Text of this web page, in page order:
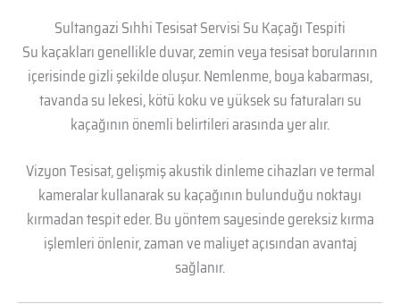
Sultangazi Sıhhi Tesisat Servisi Su Kaçağı Tespiti
Su kaçakları genellikle duvar, zemin veya tesisat borularının
içerisinde gizli şekilde oluşur. Nemlenme, boya kabarması,
tavanda su lekesi, kötü koku ve yüksek su faturaları su
kaçağının önemli belirtileri arasında yer alır.
Vizyon Tesisat, gelişmiş akustik dinleme cihazları ve termal
kameralar kullanarak su kaçağının bulunduğu noktayı
kırmadan tespit eder. Bu yöntem sayesinde gereksiz kırma
işlemleri önlenir, zaman ve maliyet açısından avantaj
sağlanır.